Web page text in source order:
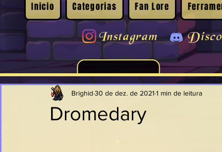
Inicio Categorias Fan Lore
Instagram
Dromedary
Brighid 30 de dez. de 2021 1 min de leitura